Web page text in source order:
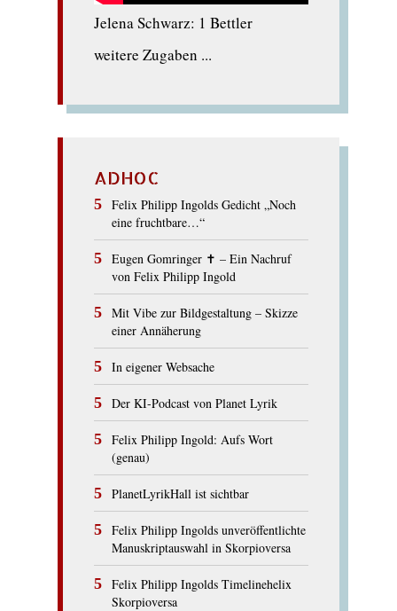
Jelena Schwarz: 1 Bettler
weitere Zugaben ...
ADHOC
Felix Philipp Ingolds Gedicht „Noch
eine fruchtbare…“
Eugen Gomringer ✝︎ – Ein Nachruf
von Felix Philipp Ingold
Mit Vibe zur Bildgestaltung – Skizze
einer Annäherung
In eigener Websache
Der KI-Podcast von Planet Lyrik
Felix Philipp Ingold: Aufs Wort
(genau)
PlanetLyrikHall ist sichtbar
Felix Philipp Ingolds unveröffentlichte
Manuskriptauswahl in Skorpioversa
Felix Philipp Ingolds Timelinehelix
Skorpioversa